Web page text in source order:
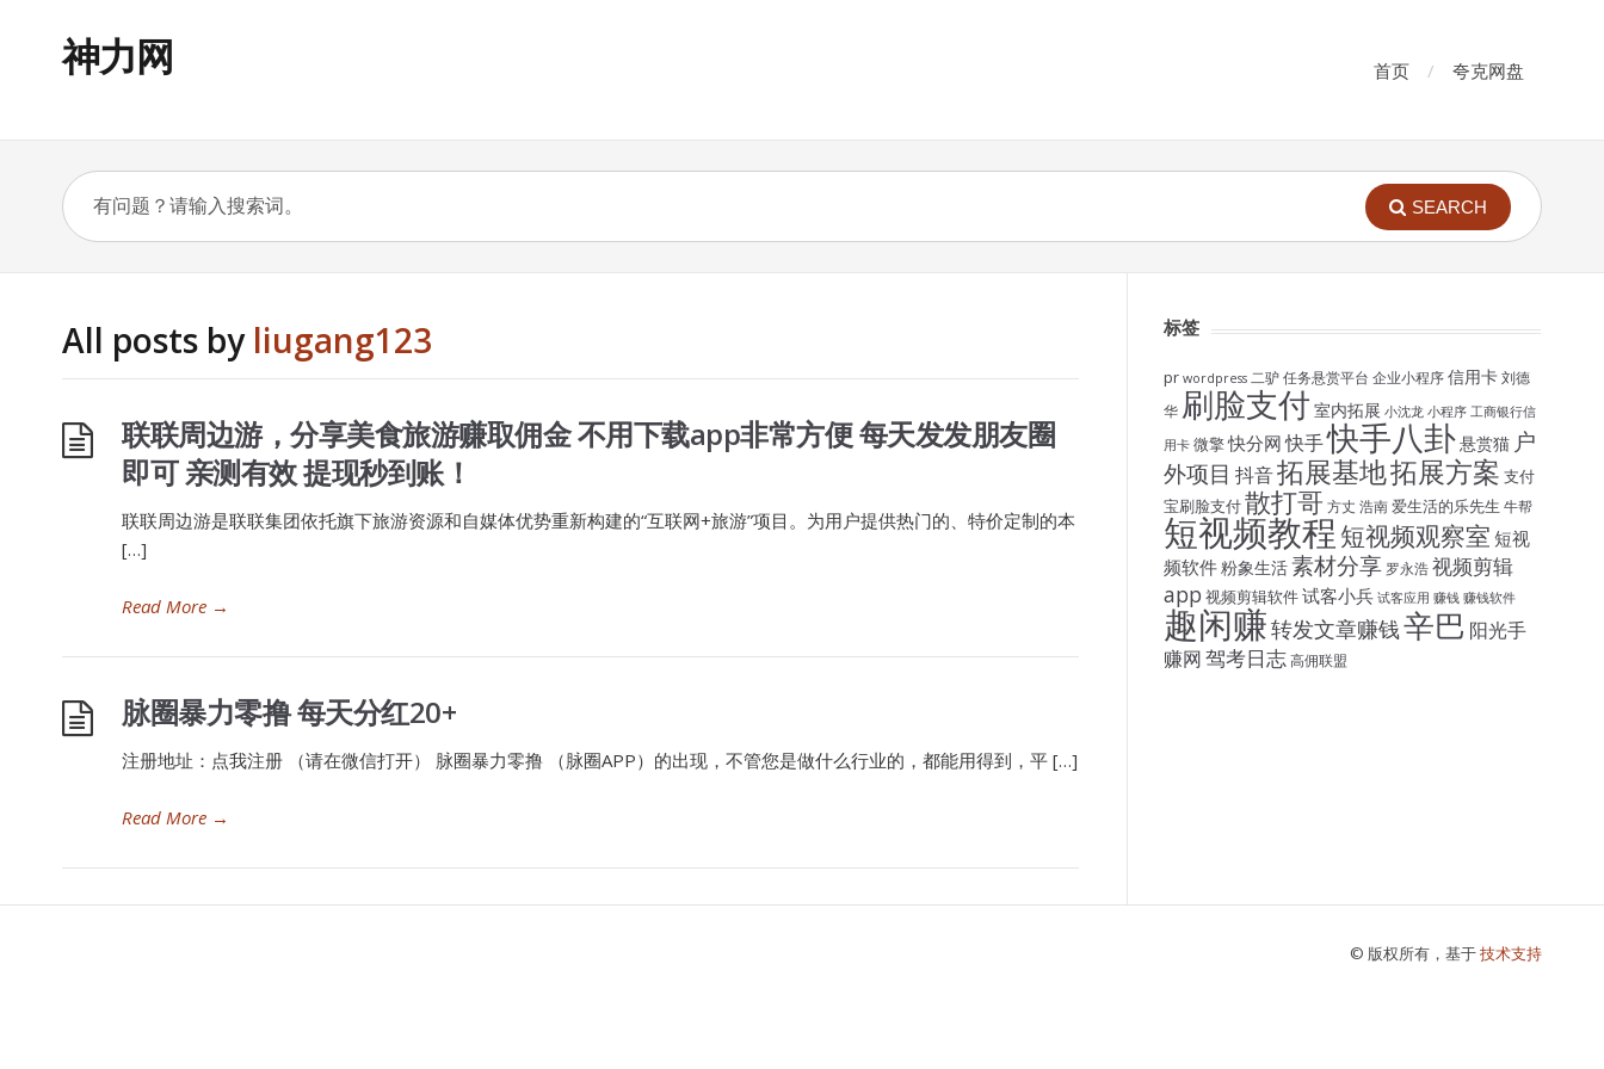
神力网 首页 夸克网盘
SEARCH
All posts by liugang123
联联周边游，分享美食旅游赚取佣金 不用下载app非常方便 每天发发朋友圈
即可 亲测有效 提现秒到账！
联联周边游是联联集团依托旗下旅游资源和自媒体优势重新构建的“互联网+旅游”项目。为用户提供热门的、特价定制的本
[…]
Read More →
脉圈暴力零撸 每天分红20+
注册地址：点我注册 （请在微信打开） 脉圈暴力零撸 （脉圈APP）的出现，不管您是做什么行业的，都能用得到，平 […]
Read More →
标签
pr wordpress 二驴 任务悬赏平台 企业小程序 信用卡 刘德
华 刷脸支付 室内拓展 小沈龙 小程序 工商银行信
用卡 微擎快分网快手快手八卦悬赏猫 户
外项目 抖音拓展基地拓展方案 支付
宝刷脸支付散打哥 方丈 浩南 爱生活的乐先生 牛帮
短视频教程 短视频观察室 短视
频软件粉象生活素材分享 罗永浩 视频剪辑
app 视频剪辑软件试客小兵 试客应用 赚钱 赚钱软件
趣闲赚转发文章赚钱辛巴 阳光手
赚网驾考日志 高佣联盟
© 版权所有，基于技术支持